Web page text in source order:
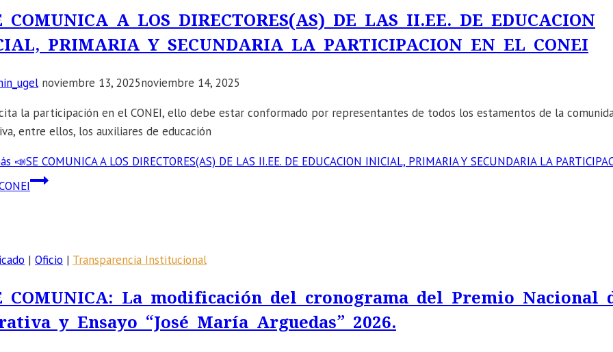
COMUNICA A LOS DIRECTORES(AS) DE LAS II.EE. DE EDUCACION
PRIMARIA Y SECUNDARIA LA PARTICIPACION EN EL CONEI
noviembre 13, 2025noviembre 14, 2025
la participación en el CONEI, ello debe estar conformado por representantes de todos los estamentos de la
entre ellos, los auxiliares de educación
📣SE COMUNICA A LOS DIRECTORES(AS) DE LAS II.EE. DE EDUCACION INICIAL, PRIMARIA Y SECUNDARIA LA
| Oficio | Transparencia Institucional
COMUNICA: La modificación del cronograma del Premio Nacional
y Ensayo “José María Arguedas” 2026.